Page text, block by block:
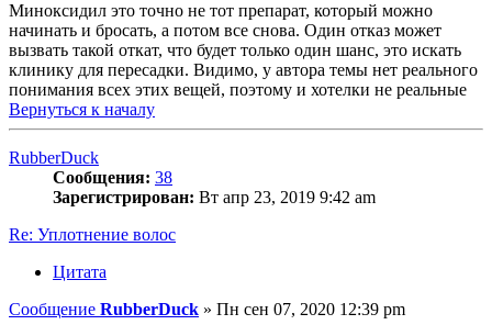
Миноксидил это точно не тот препарат, который можно
начинать и бросать, а потом все снова. Один отказ может
вызвать такой откат, что будет только один шанс, это искать
клинику для пересадки. Видимо, у автора темы нет реального
понимания всех этих вещей, поэтому и хотелки не реальные
Вернуться к началу
RubberDuck
Сообщения: 38
Зарегистрирован: Вт апр 23, 2019 9:42 am
Re: Уплотнение волос
Цитата
Сообщение RubberDuck » Пн сен 07, 2020 12:39 pm